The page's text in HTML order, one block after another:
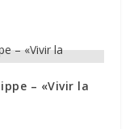
– «Vivir la